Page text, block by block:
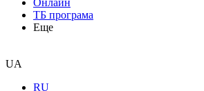
Онлайн
ТБ програма
Еще
UA
RU